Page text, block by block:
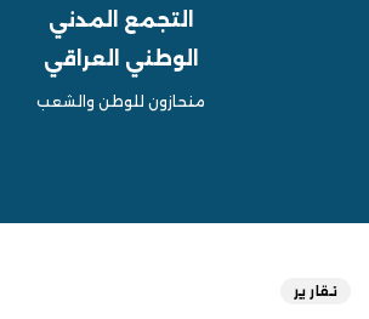
التجمع المدني
الوطني العراقي
منحازون للوطن والشعب
تقارير